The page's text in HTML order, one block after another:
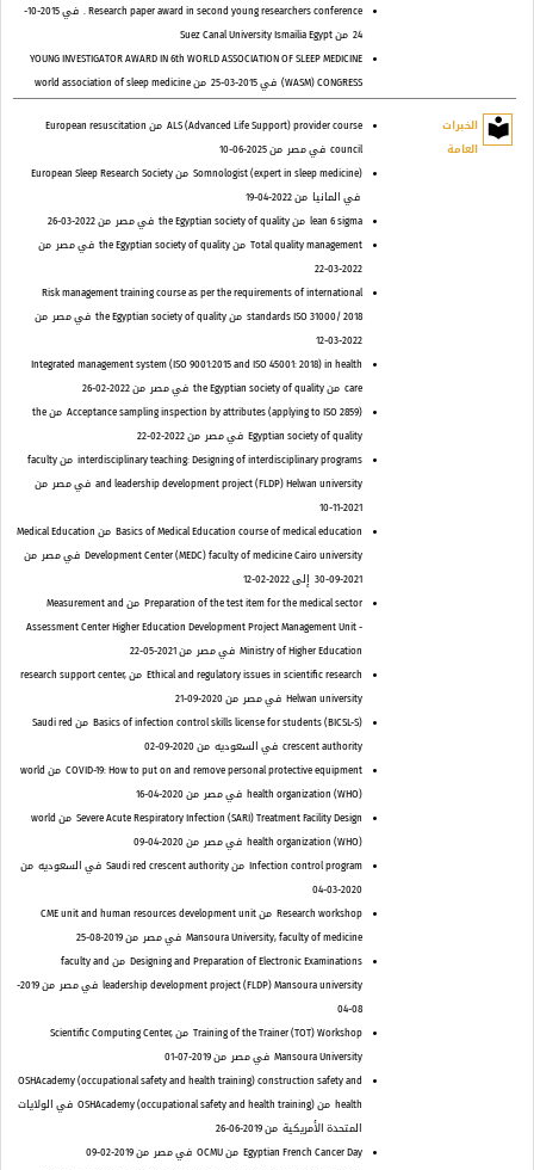
Research paper award in second young researchers conference .
في 2015-10-
24 من Suez Canal University Ismailia Egypt
YOUNG INVESTIGATOR AWARD IN 6th WORLD ASSOCIATION OF SLEEP MEDICINE
(WASM) CONGRESS في 2015-03-25 من world association of sleep medicine
local_library
الخبرات
العامة
ALS (Advanced Life Support) provider course
من European resuscitation
council في مصر من 2025-06-10
Somnologist (expert in sleep medicine) من European Sleep Research Society
في المانيا من 2022-04-19
lean 6 sigma من the Egyptian society of quality في مصر من 2022-03-26
Total quality management من the Egyptian society of quality في مصر من
2022-03-22
Risk management training course as per the requirements of international
standards ISO 31000/ 2018 من the Egyptian society of quality في مصر من
2022-03-12
Integrated management system (ISO 9001:2015 and ISO 45001: 2018) in health
care من the Egyptian society of quality في مصر من 2022-02-26
Acceptance sampling inspection by attributes (applying to ISO 2859)
من the
Egyptian society of quality في مصر من 2022-02-22
interdisciplinary teaching: Designing of interdisciplinary programs
من faculty
and leadership development project (FLDP) Helwan university في مصر من
2021-11-10
Basics of Medical Education course of medical education
من Medical Education
Development Center (MEDC) faculty of medicine Cairo university في مصر من
2021-09-30
إلى 2022-02-12
Preparation of the test item for the medical sector
من Measurement and
Assessment Center Higher Education Development Project Management Unit -
Ministry of Higher Education في مصر من 2021-05-22
Ethical and regulatory issues in scientific research
من research support center,
Helwan university في مصر من 2020-09-21
Basics of infection control skills license for students (BICSL-S)
من Saudi red
crescent authority في السعوديه من 2020-09-02
COVID-19: How to put on and remove personal protective equipment
من world
health organization (WHO) في مصر من 2020-04-16
Severe Acute Respiratory Infection (SARI) Treatment Facility Design
من world
health organization (WHO) في مصر من 2020-04-09
Infection control program من Saudi red crescent authority في السعوديه من
2020-03-04
Research workshop
من CME unit and human resources development unit
Mansoura University, faculty of medicine في مصر من 2019-08-25
Designing and Preparation of Electronic Examinations
من faculty and
leadership development project (FLDP) Mansoura university في مصر
من 2019-
08-04
Training of the Trainer (TOT) Workshop
من Scientific Computing Center,
Mansoura University في مصر من 2019-07-01
OSHAcademy (occupational safety and health training) construction safety and
health من OSHAcademy (occupational safety and health training)
في الولايات
المتحدة الأمريكية من 2019-06-26
Egyptian French Cancer Day من OCMU في مصر من 2019-02-09